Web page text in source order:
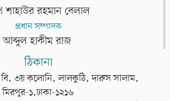
শাহাউর রহমান বেলাল
প্রধান সম্পাদক
আব্দুল হাকীম রাজ
ঠিকানা
৩য় কলোনি, লালকুঠি, দারুস সালাম,
মিরপুর-১,ঢাকা-১২১৬